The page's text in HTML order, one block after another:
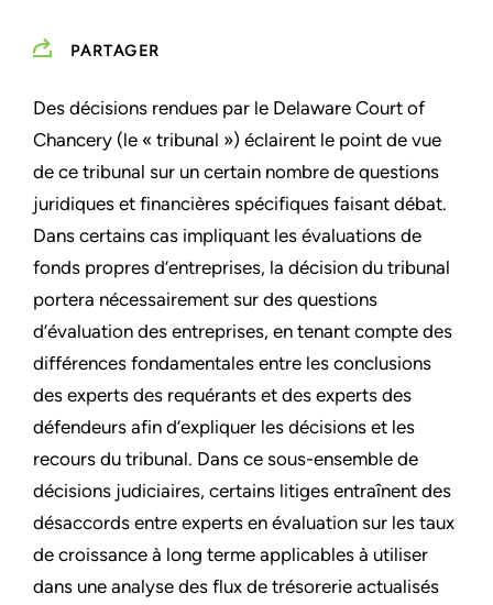
PARTAGER
Des décisions rendues par le Delaware Court of
Chancery (le « tribunal ») éclairent le point de vue
de ce tribunal sur un certain nombre de questions
juridiques et financières spécifiques faisant débat.
Dans certains cas impliquant les évaluations de
fonds propres d’entreprises, la décision du tribunal
portera nécessairement sur des questions
d’évaluation des entreprises, en tenant compte des
différences fondamentales entre les conclusions
des experts des requérants et des experts des
défendeurs afin d’expliquer les décisions et les
recours du tribunal. Dans ce sous-ensemble de
décisions judiciaires, certains litiges entraînent des
désaccords entre experts en évaluation sur les taux
de croissance à long terme applicables à utiliser
dans une analyse des flux de trésorerie actualisés